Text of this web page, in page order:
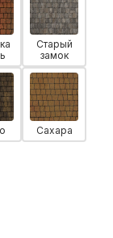
Старый
замок
Сахара